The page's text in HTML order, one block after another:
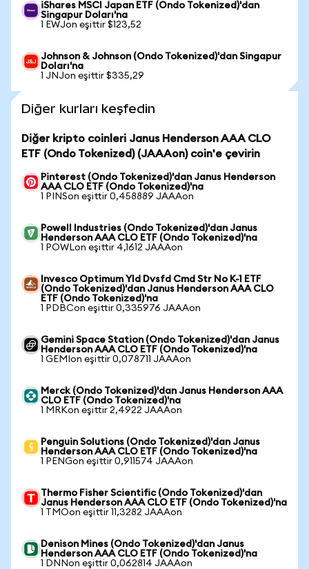
iShares MSCI Japan ETF (Ondo Tokenized)'dan
Singapur Doları'na
1 EWJon eşittir $123,52
Johnson & Johnson (Ondo Tokenized)'dan Singapur
Doları'na
1 JNJon eşittir $335,29
Diğer kurları keşfedin
Diğer kripto coinleri Janus Henderson AAA CLO
ETF (Ondo Tokenized) (JAAAon) coin'e çevirin
Pinterest (Ondo Tokenized)'dan Janus Henderson
AAA CLO ETF (Ondo Tokenized)'na
1 PINSon eşittir 0,458889 JAAAon
Powell Industries (Ondo Tokenized)'dan Janus
Henderson AAA CLO ETF (Ondo Tokenized)'na
1 POWLon eşittir 4,1612 JAAAon
Invesco Optimum Yld Dvsfd Cmd Str No K-1 ETF
(Ondo Tokenized)'dan Janus Henderson AAA CLO
ETF (Ondo Tokenized)'na
1 PDBCon eşittir 0,335976 JAAAon
Gemini Space Station (Ondo Tokenized)'dan Janus
Henderson AAA CLO ETF (Ondo Tokenized)'na
1 GEMIon eşittir 0,078711 JAAAon
Merck (Ondo Tokenized)'dan Janus Henderson AAA
CLO ETF (Ondo Tokenized)'na
1 MRKon eşittir 2,4922 JAAAon
Penguin Solutions (Ondo Tokenized)'dan Janus
Henderson AAA CLO ETF (Ondo Tokenized)'na
1 PENGon eşittir 0,911574 JAAAon
Thermo Fisher Scientific (Ondo Tokenized)'dan
Janus Henderson AAA CLO ETF (Ondo Tokenized)'na
1 TMOon eşittir 11,3282 JAAAon
Denison Mines (Ondo Tokenized)'dan Janus
Henderson AAA CLO ETF (Ondo Tokenized)'na
1 DNNon eşittir 0,062814 JAAAon